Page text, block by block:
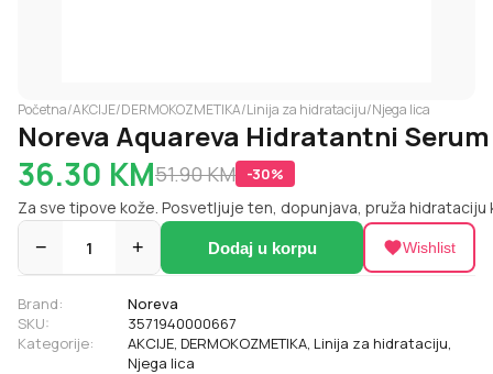
Početna/AKCIJE/DERMOKOZMETIKA/Linija za hidrataciju/Njega lica
Noreva Aquareva Hidratantni
36.30 KM51.90KM -30%
Za sve tipove kože. Posvetljuje ten, dopunjava, pruža hidrataciju
− 1 + Dodaj u korpu Wishlist
Brand:
Noreva
SKU:
3571940000667
Kategorije:
AKCIJE, DERMOKOZMETIKA, Linija za hidrataciju,
Njega lica